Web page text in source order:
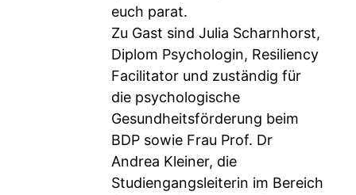
euch parat.
Zu Gast sind Julia Scharnhorst,
Diplom Psychologin, Resiliency
Facilitator und zuständig für
die psychologische
Gesundheitsförderung beim
BDP sowie Frau Prof. Dr
Andrea Kleiner, die
Studiengangsleiterin im Bereich